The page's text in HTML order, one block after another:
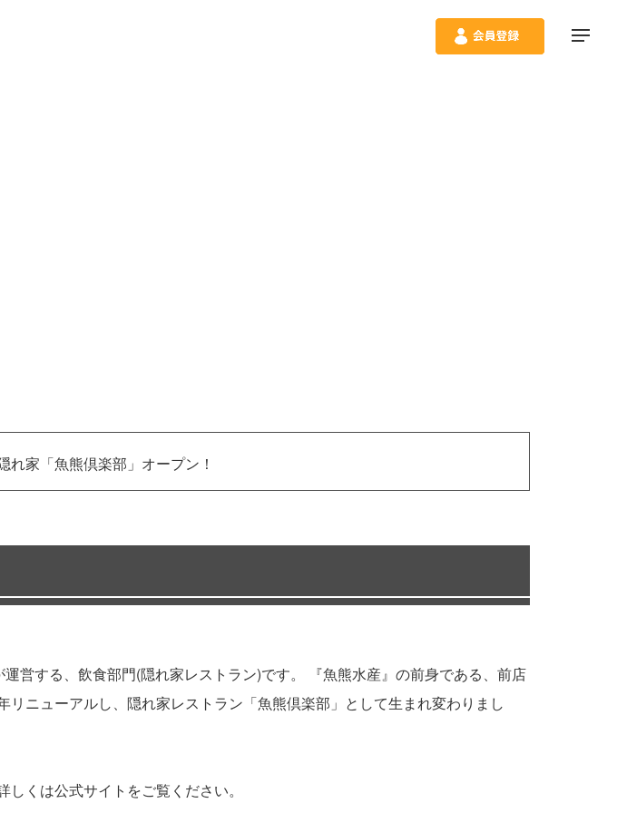
家「魚熊倶楽部」オープン！
営する、飲食部門(隠れ家レストラン)です。 『魚熊水産』の前身である、前店
ニューアルし、隠れ家レストラン「魚熊倶楽部」として生まれ変わりまし
くは公式サイトをご覧ください。